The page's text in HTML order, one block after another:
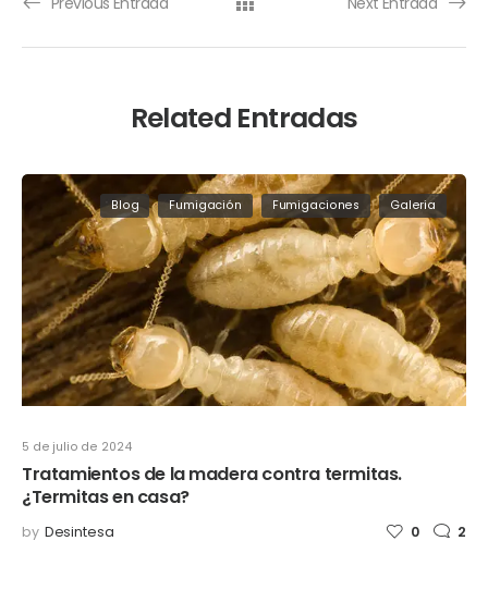
Related Entradas
5 de julio de 2024
Blog Fumigación Fumigaciones Galeria
Tratamientos de la madera contra termitas.
¿Termitas en casa?
by Desintesa 0 2